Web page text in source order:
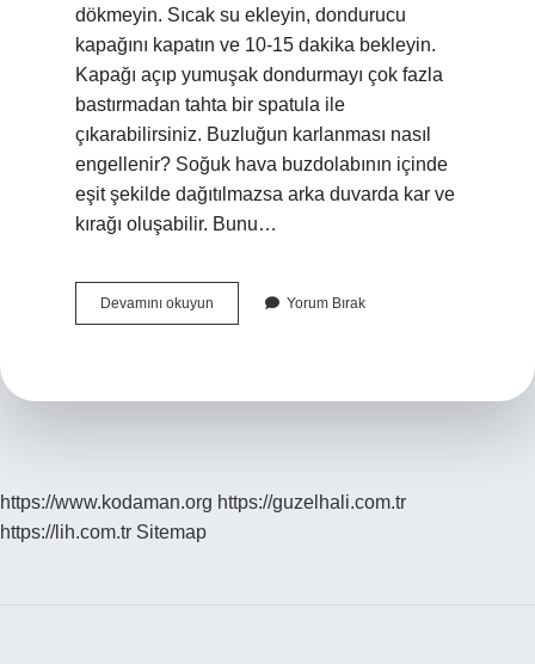
dökmeyin. Sıcak su ekleyin, dondurucu
kapağını kapatın ve 10-15 dakika bekleyin.
Kapağı açıp yumuşak dondurmayı çok fazla
bastırmadan tahta bir spatula ile
çıkarabilirsiniz. Buzluğun karlanması nasıl
engellenir? Soğuk hava buzdolabının içinde
eşit şekilde dağıtılmazsa arka duvarda kar ve
kırağı oluşabilir. Bunu…
Devamını okuyun
Buzlanma
Yorum Bırak
https://www.kodaman.org https://guzelhali.com.tr
https://lih.com.tr Sitemap